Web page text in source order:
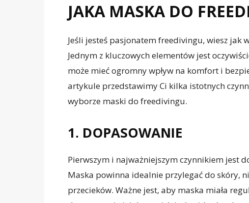
JAKA MASKA DO
Jeśli jesteś pasjonatem freedivingu, wiesz jak
Jednym z kluczowych elementów jest
może mieć ogromny wpływ na komfort i
artykule przedstawimy Ci kilka istotnych
wyborze maski do freedivingu.
1. DOPASOWANIE
Pierwszym i najważniejszym czynnikiem jest
Maska powinna idealnie przylegać do skóry,
przecieków. Ważne jest, aby maska miała